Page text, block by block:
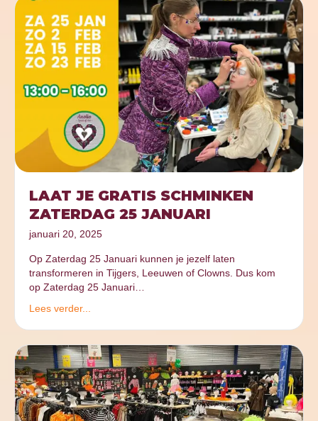
LAAT JE GRATIS SCHMINKEN
ZATERDAG 25 JANUARI
januari 20, 2025
Op Zaterdag 25 Januari kunnen je jezelf laten
transformeren in Tijgers, Leeuwen of Clowns. Dus kom
op Zaterdag 25 Januari…
Lees verder...